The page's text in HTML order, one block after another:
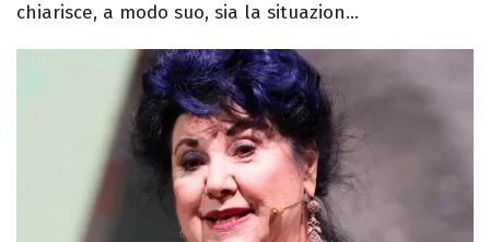
chiarisce, a modo suo, sia la situazion...